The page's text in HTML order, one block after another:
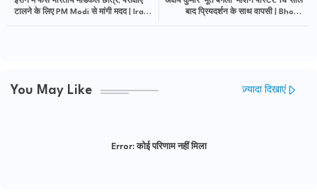
बाद प्रियदर्शन के साथ वापसी | Bhoot
टालने के लिए PM Modi से मांगी मदद | Iran
You May Like ज़्यादा दिखाएं
Error:कोई परिणाम नहीं मिला